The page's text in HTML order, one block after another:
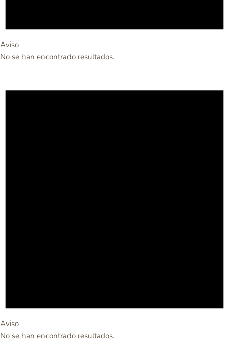
Aviso
No se han encontrado resultados.
Aviso
No se han encontrado resultados.